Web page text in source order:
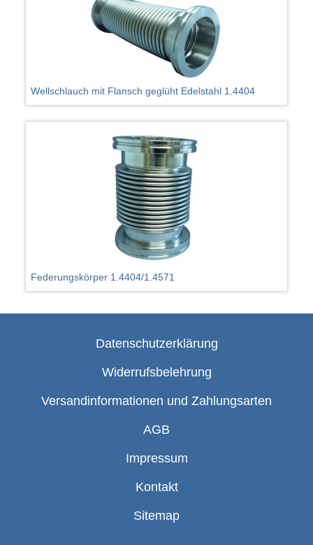
Wellschlauch mit Flansch geglüht Edelstahl 1.4404
Federungskörper 1.4404/1.4571
Datenschutzerklärung
Widerrufsbelehrung
Versandinformationen und Zahlungsarten
AGB
Impressum
Kontakt
Sitemap